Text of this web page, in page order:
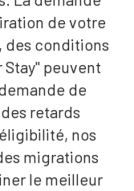
de votre
des conditions
peuvent
de
retards
nos
migrations
le meilleur